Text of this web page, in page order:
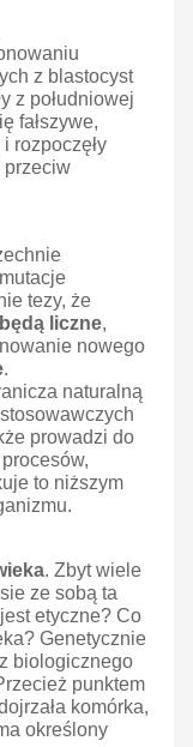
z blastocyst
z południowej
fałszywe,
rozpoczęły
przeciw
tezy, że
liczne,
nowego
.
naturalną
prowadzi do
to niższym
. Zbyt wiele
ze sobą ta
etyczne? Co
Genetycznie
biologicznego
punktem
komórka,
określony